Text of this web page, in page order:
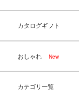
カタログギフト
おしゃれ New
カテゴリ一覧